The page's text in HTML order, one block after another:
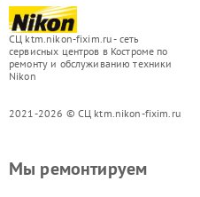
СЦ ktm.nikon-fixim.ru - сеть
сервисных центров в Костроме по
ремонту и обслуживанию техники
Nikon
2021-2026 © СЦ ktm.nikon-fixim.ru
Мы ремонтируем